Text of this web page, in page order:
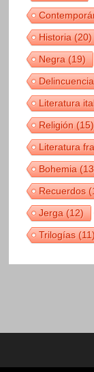
Historia(20)
Negra(19)
Delincuencia
Literatura
Religión(15)
Literatura
Bohemia
Recuerdos
Jerga(12)
Trilogías(11)